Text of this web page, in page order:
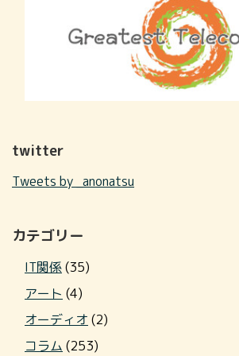
twitter
Tweets by _anonatsu
カテゴリー
IT関係(35)
アート (4)
オーディオ (2)
コラム (253)